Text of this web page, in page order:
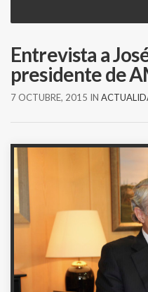
Entrevista a
presidente de
7 OCTUBRE, 2015 IN